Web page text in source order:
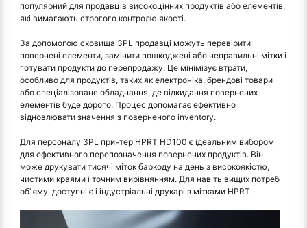
популярний для продавців високоцінних продуктів або елементів,
які вимагають строгого контролю якості.
За допомогою сховища 3PL продавці можуть перевірити
повернені елементи, замінити пошкоджені або неправильні мітки і
готувати продукти до перепродажу. Це мінімізує втрати,
особливо для продуктів, таких як електроніка, брендові товари
або спеціалізоване обладнання, де відкидання повернених
елементів буде дорого. Процес допомагає ефективно
відновлювати значення з поверненого inventory.
Для персоналу 3PL принтер HPRT HD100 є ідеальним вибором
для ефективного перепозначення повернених продуктів. Він
може друкувати тисячі міток баркоду на день з високоякістю,
чистими краями і точним вирівнянням. Для навіть вищих потреб
об’ єму, доступні є і індустріальні друкарі з мітками HPRT.